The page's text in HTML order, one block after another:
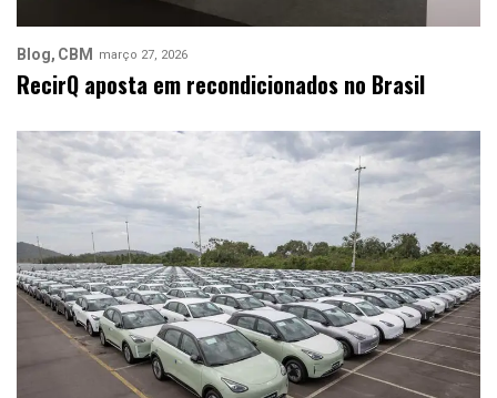
Blog CBM março 27, 2026
RecirQ aposta em recondicionados no Brasil